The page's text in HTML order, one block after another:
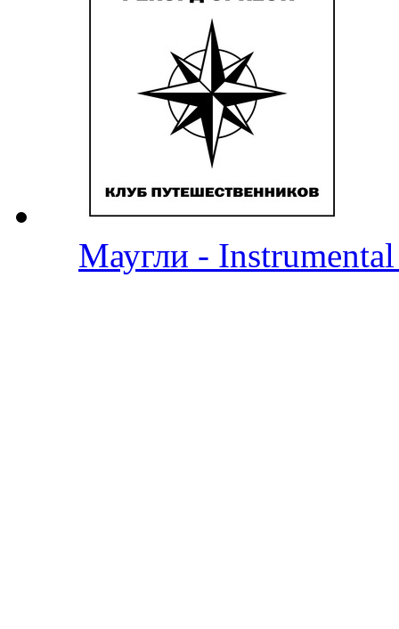
Маугли -